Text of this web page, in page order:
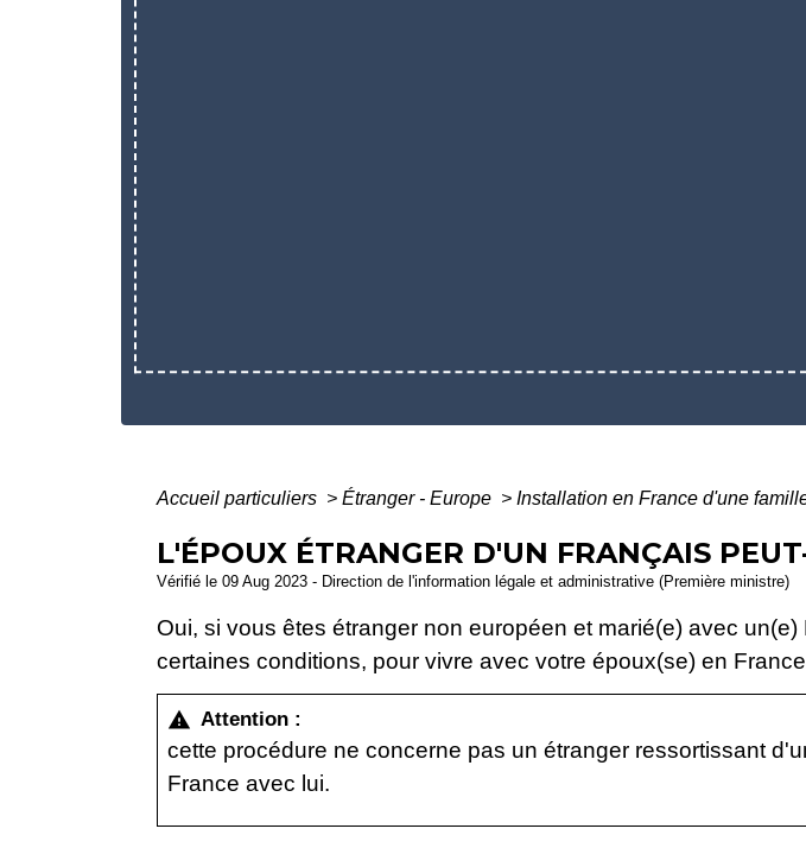
Accueil particuliers > Étranger - Europe > Installation en France d'une
L'ÉPOUX ÉTRANGER D'UN FRANÇAIS
Vérifié le 09 Aug 2023 - Direction de l'information légale et administrative (Première ministre)
Oui, si vous êtes étranger non européen et marié(e) avec
certaines conditions, pour vivre avec votre époux(se) en
warning Attention :
cette procédure ne concerne pas un étranger ressortissant
France avec lui.